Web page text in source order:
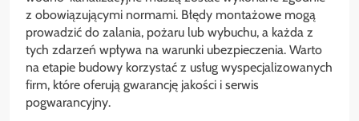
z obowiązującymi normami. Błędy montażowe mogą
prowadzić do zalania, pożaru lub wybuchu, a każda z
tych zdarzeń wpływa na warunki ubezpieczenia. Warto
na etapie budowy korzystać z usług wyspecjalizowanych
firm, które oferują gwarancję jakości i serwis
pogwarancyjny.